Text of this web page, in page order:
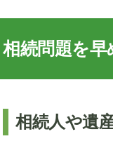
相続問題を
相続人や遺